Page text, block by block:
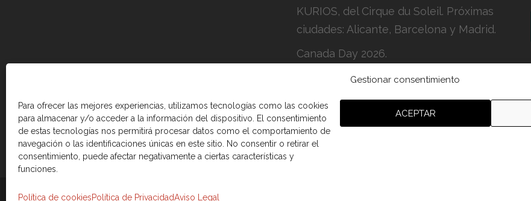
Gestionar consentimiento
Para ofrecer las mejores experiencias, utilizamos tecnologías como las cookies
para almacenar y/o acceder a la información del dispositivo. El consentimiento
de estas tecnologías nos permitirá procesar datos como el comportamiento de
navegación o las identificaciones únicas en este sitio. No consentir o retirar el
consentimiento, puede afectar negativamente a ciertas características y
funciones.
ACEPTAR
Política de cookiesPolítica de PrivacidadAviso Legal
KURIOS, del Cirque du Soleil. Próximas
ciudades: Alicante, Barcelona y Madrid.
Canada Day 2026.
© 2026 Cámara de comercio Canadá España.